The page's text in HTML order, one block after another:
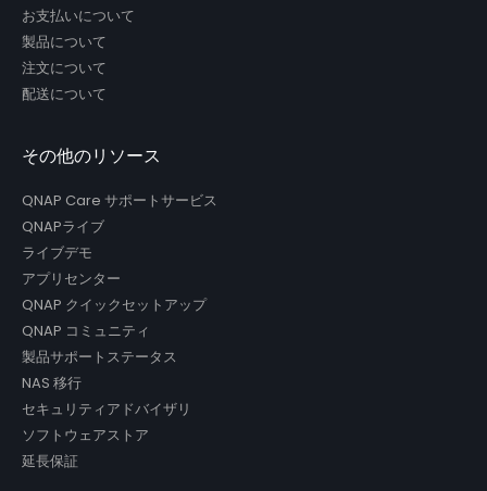
お支払いについて
製品について
注文について
配送について
その他のリソース
QNAP Care サポートサービス
QNAPライブ
ライブデモ
アプリセンター
QNAP クイックセットアップ
QNAP コミュニティ
製品サポートステータス
NAS 移行
セキュリティアドバイザリ
ソフトウェアストア
延長保証